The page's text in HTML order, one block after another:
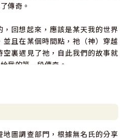
傳奇。
回想起來，應該是某天我的世界
且在某個時間點，祂（神）穿越
裏遇見了祂，自此我們的故事就
我的第一段傳奇。
圖調查部門，根據無名氏的分享